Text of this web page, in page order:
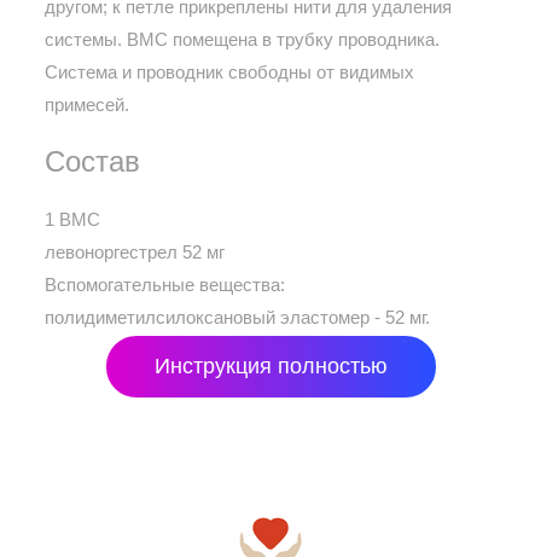
другом; к петле прикреплены нити для удаления
системы. ВМС помещена в трубку проводника.
Система и проводник свободны от видимых
примесей.
Состав
1 ВМС
левоноргестрел 52 мг
Вспомогательные вещества:
полидиметилсилоксановый эластомер - 52 мг.
Инструкция полностью